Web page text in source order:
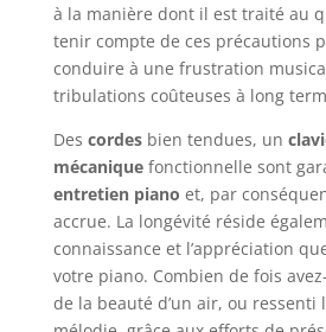
à la manière dont il est traité au
tenir compte de ces précautions
conduire à une frustration
tribulations coûteuses à long
Des cordesbien tendues, un
mécaniquefonctionnelle sont
entretien piano et, par
accrue. La longévité réside
connaissance et l’appréciation
votre piano. Combien de fois
de la beauté d’un air, ou ressenti